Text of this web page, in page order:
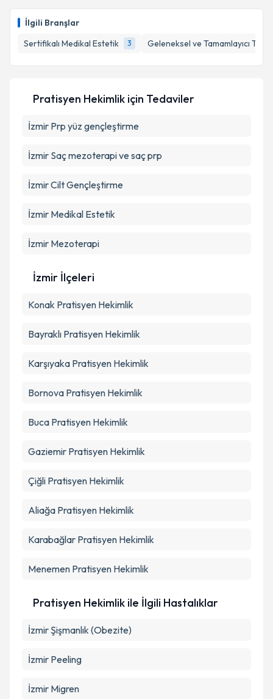
İlgili Branşlar
Sertifikalı Medikal Estetik
3 Geleneksel ve Tamamlayıcı Tıp
E-posta Adresiniz
Metni 'ni okudum ve kişisel verilerimin belirtilen
kapsamda işlenmesini kabul ediyorum.
Pratisyen Hekimlik için Tedaviler
İzmir Prp yüz gençleştirme
İzmir Saç mezoterapi ve saç prp
İzmir Cilt Gençleştirme
İzmir Medikal Estetik
İzmir Mezoterapi
İzmir İlçeleri
Konak Pratisyen Hekimlik
Bayraklı Pratisyen Hekimlik
Karşıyaka Pratisyen Hekimlik
Bornova Pratisyen Hekimlik
Buca Pratisyen Hekimlik
Gaziemir Pratisyen Hekimlik
Çiğli Pratisyen Hekimlik
Aliağa Pratisyen Hekimlik
Karabağlar Pratisyen Hekimlik
Menemen Pratisyen Hekimlik
Pratisyen Hekimlik ile İlgili Hastalıklar
İzmir Şişmanlık (Obezite)
İzmir Peeling
İzmir Migren